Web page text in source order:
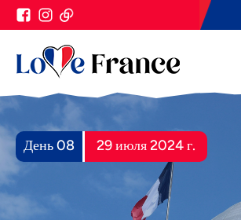
День 08 29 июля 2024 г.